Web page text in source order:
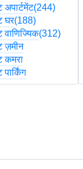
अपार्टमेंट(244)
घर(188)
वाणिज्यिक(312)
ज़मीन
कमरा